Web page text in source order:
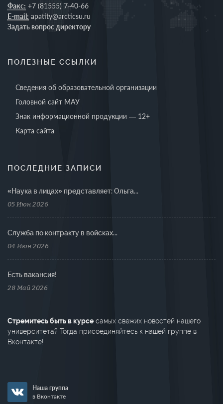
Факс: +7 (81555) 7-40-66
E-mail: apatity@arcticsu.ru
Задать вопрос директору
ПОЛЕЗНЫЕ ССЫЛКИ
Сведения об образовательной организации
Головной сайт МАУ
Знак информационной продукции — 12+
Карта сайта
ПОСЛЕДНИЕ ЗАПИСИ
«Наука в лицах» представляет: Ольга...
05 Июн 2026
Cлужба по контракту в войсках...
04 Июн 2026
Есть вакансия!
28 Май 2026
Стремитесь быть в курсе самых свежих новостей нашего
университета? Тогда присоединяйтесь к нашей группе в
Вконтакте!
Наша группа
в Вконтакте